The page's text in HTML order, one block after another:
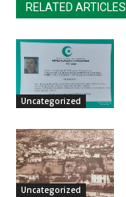
RELATED ARTICLES
Uncategorized
Uncategorized